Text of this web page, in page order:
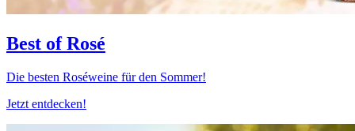
Best of Rosé
Die besten Roséweine für den Sommer!
Jetzt entdecken!